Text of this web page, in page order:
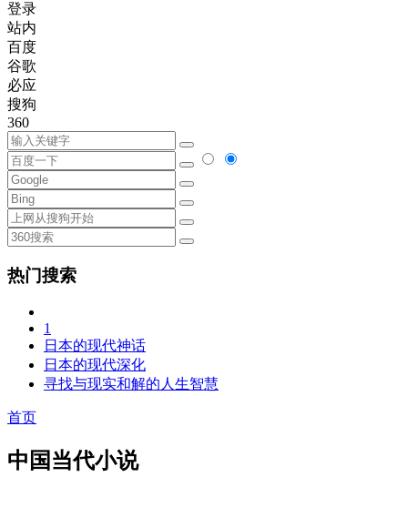
登录
站内
百度
谷歌
必应
搜狗
360
热门搜索
1
日本的现代神话
日本的现代深化
寻找与现实和解的人生智慧
首页
中国当代小说